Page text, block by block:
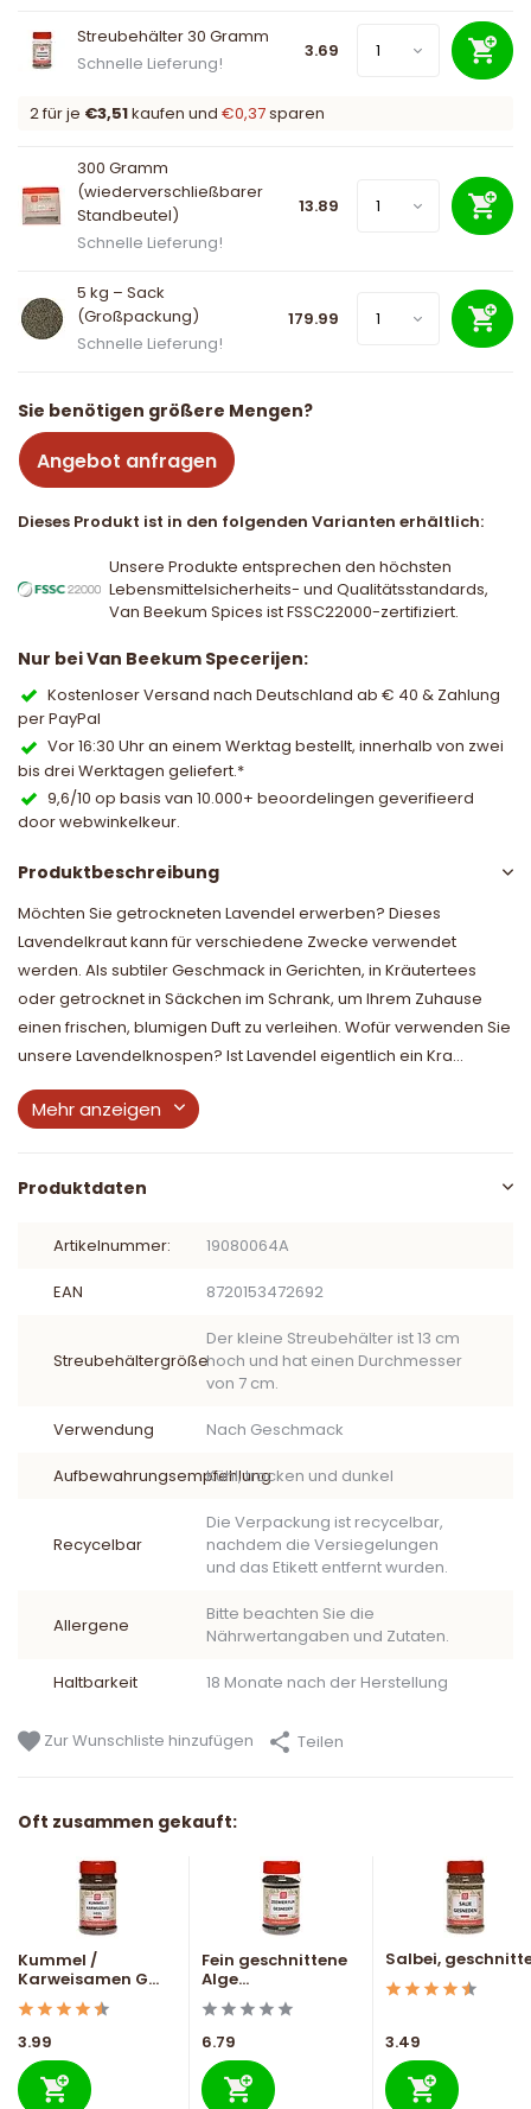
Streubehälter 30 Gramm
Schnelle Lieferung!
3.69
2 für je €3,51kaufen und €0,37sparen
300 Gramm
(wiederverschließbarer
Standbeutel)
Schnelle Lieferung!
13.89
5 kg – Sack
(Großpackung)
Schnelle Lieferung!
179.99
Sie benötigen größere Mengen?
Angebot anfragen
Dieses Produkt ist in den folgenden Varianten erhältlich:
Unsere Produkte entsprechen den höchsten
Lebensmittelsicherheits- und Qualitätsstandards,
Van Beekum Spices ist FSSC22000-zertifiziert.
Nur bei Van Beekum Specerijen:
Kostenloser Versand nach Deutschland ab € 40 & Zahlung
per PayPal
Vor 16:30 Uhr an einem Werktag bestellt, innerhalb von zwei
bis drei Werktagen geliefert.*
9,6/10 op basis van 10.000+ beoordelingen geverifieerd
door webwinkelkeur.
Produktbeschreibung
Möchten Sie getrockneten Lavendel erwerben? Dieses
Lavendelkraut kann für verschiedene Zwecke verwendet
werden. Als subtiler Geschmack in Gerichten, in Kräutertees
oder getrocknet in Säckchen im Schrank, um Ihrem Zuhause
einen frischen, blumigen Duft zu verleihen. Wofür verwenden Sie
unsere Lavendelknospen? Ist Lavendel eigentlich ein Kra...
Mehr anzeigen
Produktdaten
Artikelnummer: 19080064A
EAN 8720153472692
Streubehältergröße
Der kleine Streubehälter ist 13 cm
hoch und hat einen Durchmesser
von 7 cm.
Verwendung Nach Geschmack
AufbewahrungsempfehlungKühl, trocken und dunkel
Recycelbar
Die Verpackung ist recycelbar,
nachdem die Versiegelungen
und das Etikett entfernt wurden.
Allergene
Bitte beachten Sie die
Nährwertangaben und Zutaten.
Haltbarkeit 18 Monate nach der Herstellung
Zur Wunschliste hinzufügen Teilen
Oft zusammen gekauft:
Kummel /
Karweisamen G...
3.99
Fein geschnittene
Alge...
6.79
Salbei,
3.49